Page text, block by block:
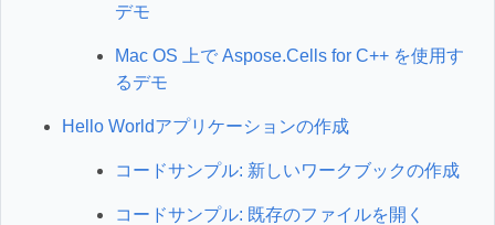
デモ
Mac OS 上で Aspose.Cells for C++ を使用す
るデモ
Hello Worldアプリケーションの作成
コードサンプル: 新しいワークブックの作成
コードサンプル: 既存のファイルを開く